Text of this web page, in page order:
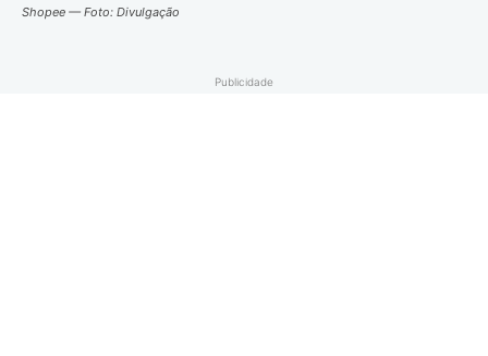
Shopee — Foto: Divulgação
Publicidade